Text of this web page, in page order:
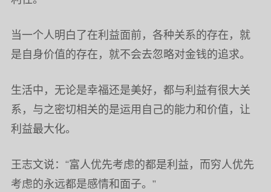
当一个人明白了在利益面前，各种关系的存在，就
是自身价值的存在，就不会去忽略对金钱的追求。
生活中，无论是幸福还是美好，都与利益有很大关
系，与之密切相关的是运用自己的能力和价值，让
利益最大化。
王志文说：“富人优先考虑的都是利益，而穷人优先
考虑的永远都是感情和面子。”